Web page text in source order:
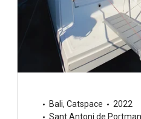
Bali, Catspace
2022
Sant Antoni de